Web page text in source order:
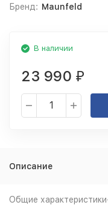
Бренд: Maunfeld
В наличии
23 990 ₽
Описание
Общие